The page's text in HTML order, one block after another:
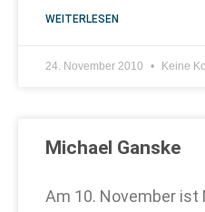
WEITERLESEN
24. November 2010 Keine
Michael Ganske
Am 10. November ist